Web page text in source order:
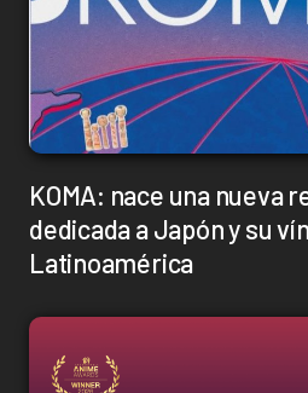
KOMA: nace una nueva
dedicada a Japón y su
Latinoamérica